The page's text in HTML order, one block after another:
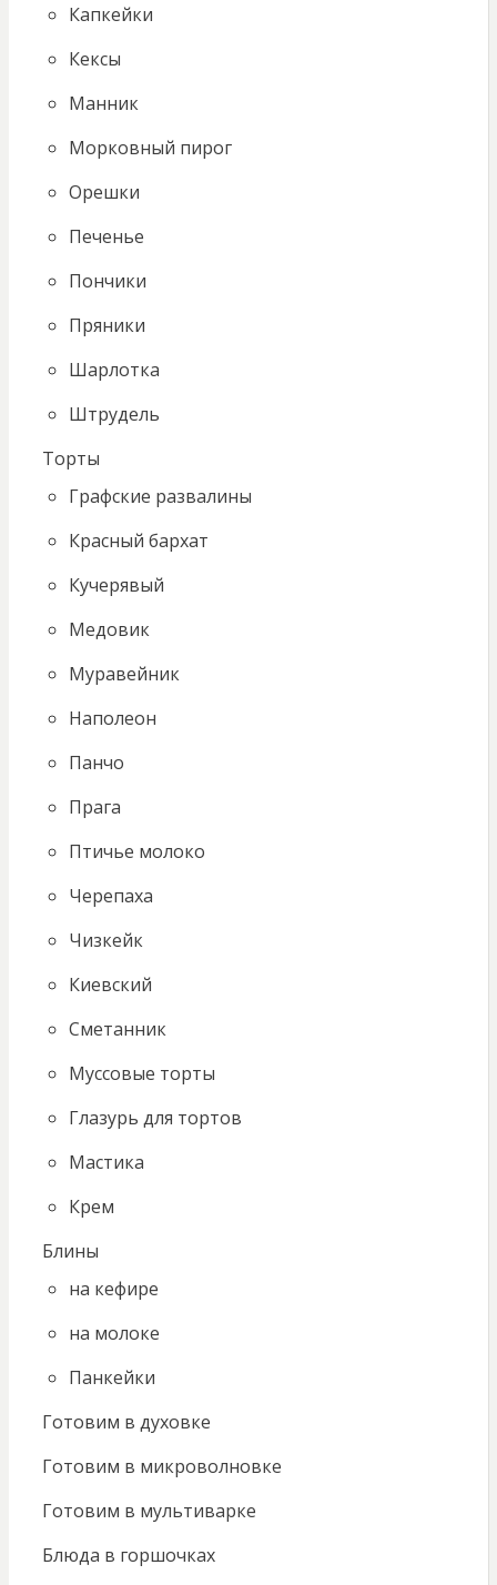
Капкейки
Кексы
Манник
Морковный пирог
Орешки
Печенье
Пончики
Пряники
Шарлотка
Штрудель
Торты
Графские развалины
Красный бархат
Кучерявый
Медовик
Муравейник
Наполеон
Панчо
Прага
Птичье молоко
Черепаха
Чизкейк
Киевский
Сметанник
Муссовые торты
Глазурь для тортов
Мастика
Крем
Блины
на кефире
на молоке
Панкейки
Готовим в духовке
Готовим в микроволновке
Готовим в мультиварке
Блюда в горшочках